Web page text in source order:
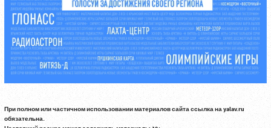
При полном или частичном использовании материалов сайта ссылка на yalav.ru
обязательна.